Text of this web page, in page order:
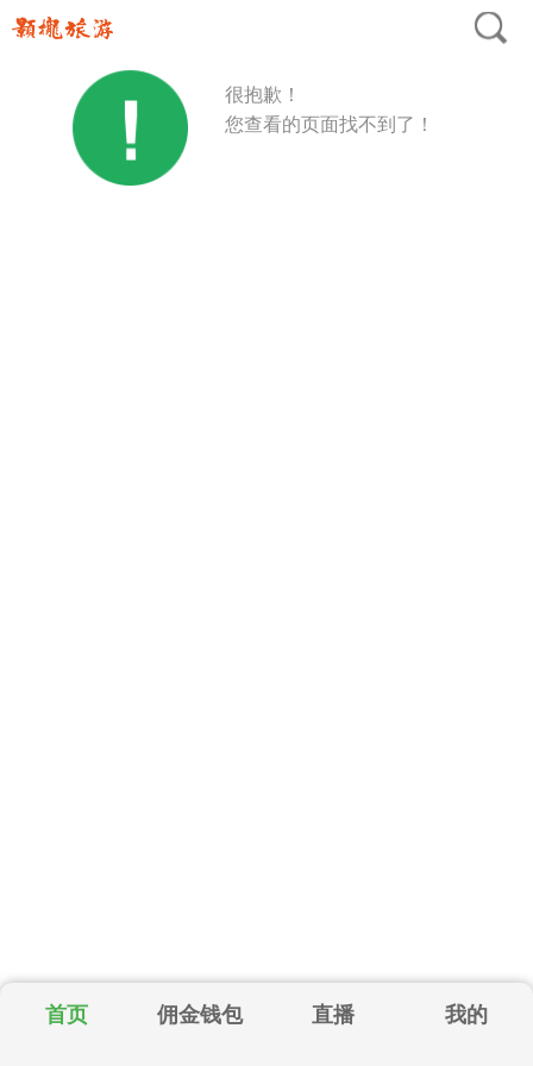
很抱歉！
您查看的页面找不到了！
首页 佣金钱包 直播 我的